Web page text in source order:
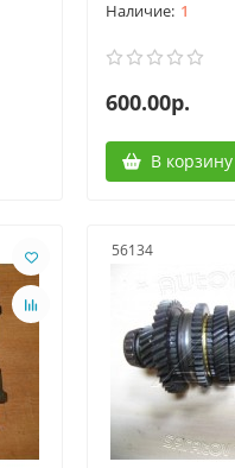
1
600.00р.
В корзину
56134